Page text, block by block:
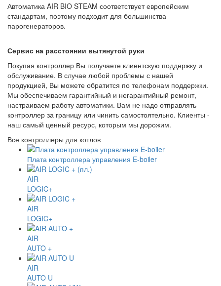
Автоматика AIR BIO STEAM соответствует европейским
стандартам, поэтому подходит для большинства
парогенераторов.
Сервис на расстоянии вытянутой руки
Покупая контроллер Вы получаете клиентскую поддержку и
обслуживание. В случае любой проблемы с нашей
продукцией, Вы можете обратится по телефонам поддержки.
Мы обеспечиваем гарантийный и негарантийный ремонт,
настраиваем работу автоматики. Вам не надо отправлять
контроллер за границу или чинить самостоятельно. Клиенты -
наш самый ценный ресурс, которым мы дорожим.
Все контроллеры для котлов
Плата контроллера управления E-boiler
AIR
LOGIC+
AIR
LOGIC+
AIR
AUTO +
AIR
AUTO U